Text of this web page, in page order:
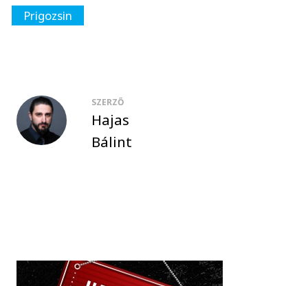
Prigozsin
SZERZŐ
Hajas
Bálint